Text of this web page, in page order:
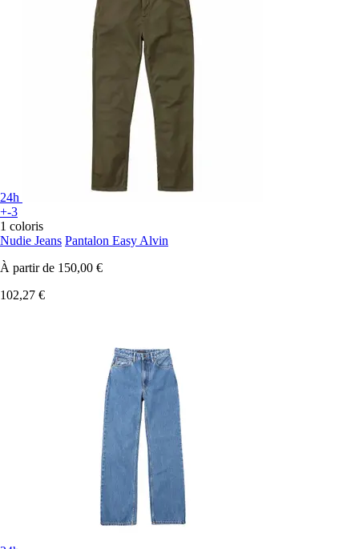
24h
+-3
1 coloris
Nudie Jeans Pantalon Easy Alvin
À partir de 150,00 €
102,27 €